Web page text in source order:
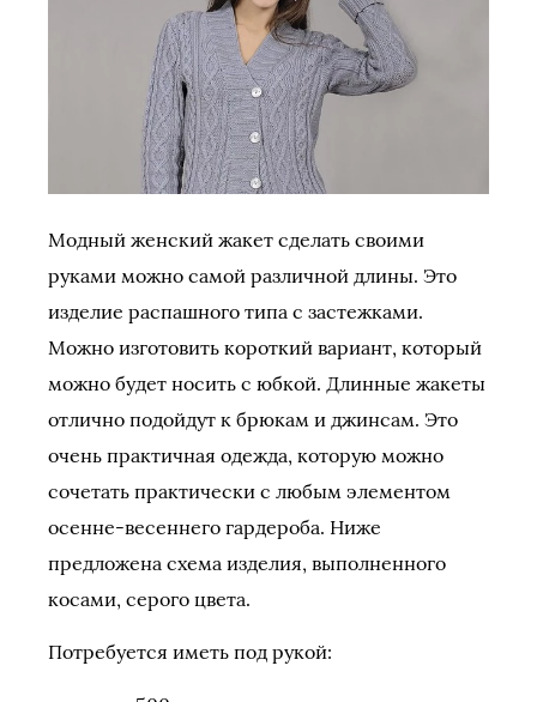
Модный женский жакет сделать своими
руками можно самой различной длины. Это
изделие распашного типа с застежками.
Можно изготовить короткий вариант, который
можно будет носить с юбкой. Длинные жакеты
отлично подойдут к брюкам и джинсам. Это
очень практичная одежда, которую можно
сочетать практически с любым элементом
осенне-весеннего гардероба. Ниже
предложена схема изделия, выполненного
косами, серого цвета.
Потребуется иметь под рукой: